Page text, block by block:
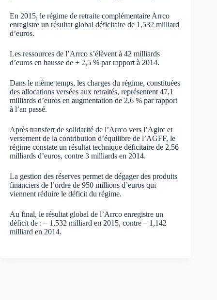
En 2015, le régime de retraite complémentaire Arrco
enregistre un résultat global déficitaire de 1,532 milliard
d’euros.
Les ressources de l’Arrco s’élèvent à 42 milliards
d’euros en hausse de + 2,5 % par rapport à 2014.
Dans le même temps, les charges du régime, constituées
des allocations versées aux retraités, représentent 47,1
milliards d’euros en augmentation de 2,6 % par rapport
à l’an passé.
Après transfert de solidarité de l’Arrco vers l’Agirc et
versement de la contribution d’équilibre de l’AGFF, le
régime constate un résultat technique déficitaire de 2,56
milliards d’euros, contre 3 milliards en 2014.
La gestion des réserves permet de dégager des produits
financiers de l’ordre de 950 millions d’euros qui
viennent réduire le déficit du régime.
Au final, le résultat global de l’Arrco enregistre un
déficit de : – 1,532 milliard en 2015, contre – 1,142
milliard en 2014.